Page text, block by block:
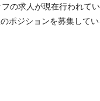
フの求人が現在行われて
ポジションを募集して